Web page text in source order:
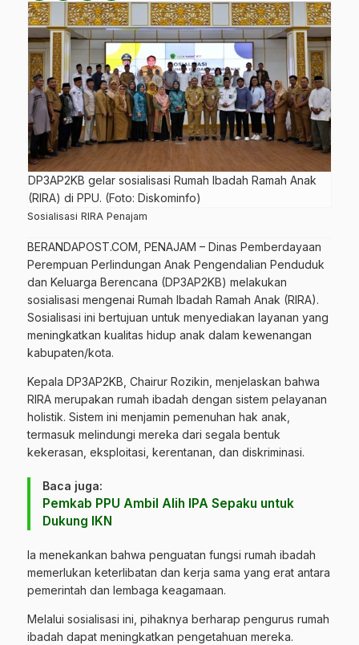
DP3AP2KB gelar sosialisasi Rumah Ibadah Ramah Anak
(RIRA) di PPU. (Foto: Diskominfo)
Sosialisasi RIRA Penajam
BERANDAPOST.COM , PENAJAM – Dinas Pemberdayaan
Perempuan Perlindungan Anak Pengendalian Penduduk
dan Keluarga Berencana (DP3AP2KB) melakukan
sosialisasi mengenai Rumah Ibadah Ramah Anak (RIRA).
Sosialisasi ini bertujuan untuk menyediakan layanan yang
meningkatkan kualitas hidup anak dalam kewenangan
kabupaten/kota.
Kepala DP3AP2KB, Chairur Rozikin, menjelaskan bahwa
RIRA merupakan rumah ibadah dengan sistem pelayanan
holistik. Sistem ini menjamin pemenuhan hak anak,
termasuk melindungi mereka dari segala bentuk
kekerasan, eksploitasi, kerentanan, dan diskriminasi.
Baca juga:
Pemkab PPU Ambil Alih IPA Sepaku untuk
Dukung IKN
Ia menekankan bahwa penguatan fungsi rumah ibadah
memerlukan keterlibatan dan kerja sama yang erat antara
pemerintah dan lembaga keagamaan.
Melalui sosialisasi ini, pihaknya berharap pengurus rumah
ibadah dapat meningkatkan pengetahuan mereka.